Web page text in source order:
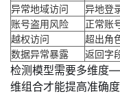
的
课
程
我
的
认
我
的
我
技
术
支
的
云
声
异常地域访问
异地登
账号盗用风险
正常账
越权访问
超出角
数据异常暴露
返回字
检测模型需要多维度
维组合才能提高准确度